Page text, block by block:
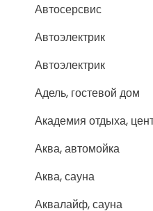
Автосерсвис
Автоэлектрик
Автоэлектрик
Адель, гостевой дом
Академия отдыха,
Аква, автомойка
Аква, сауна
Аквалайф, сауна